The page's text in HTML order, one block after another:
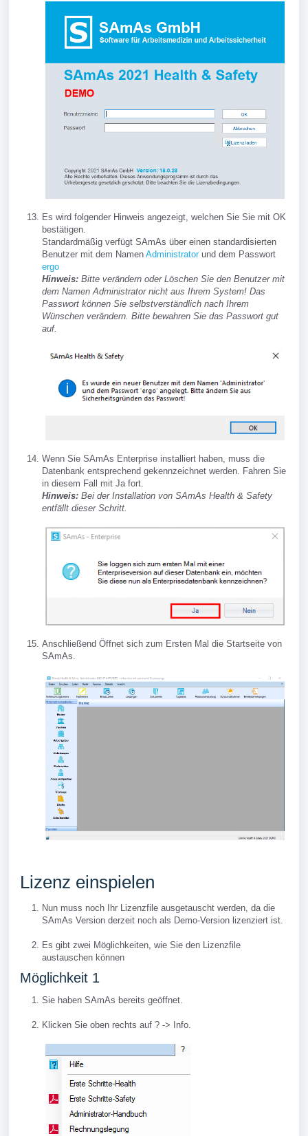
Es wird folgender Hinweis angezeigt, welchen Sie Sie mit OK
bestätigen.
Standardmäßig verfügt SAmAs über einen standardisierten
Benutzer mit dem Namen Administrator und dem Passwort
ergo
Hinweis: Bitte verändern oder Löschen Sie den Benutzer mit
dem Namen Administrator nicht aus Ihrem System! Das
Passwort können Sie selbstverständlich nach Ihrem
Wünschen verändern. Bitte bewahren Sie das Passwort gut
auf.
Wenn Sie SAmAs Enterprise installiert haben, muss die
Datenbank entsprechend gekennzeichnet werden. Fahren Sie
in diesem Fall mit Ja fort.
Hinweis: Bei der Installation von SAmAs Health & Safety
entfällt dieser Schritt.
Anschließend Öffnet sich zum Ersten Mal die Startseite von
SAmAs.
Lizenz einspielen
Nun muss noch Ihr Lizenzfile ausgetauscht werden, da die
SAmAs Version derzeit noch als Demo-Version lizenziert ist.
Es gibt zwei Möglichkeiten, wie Sie den Lizenzfile
austauschen können
Möglichkeit 1
Sie haben SAmAs bereits geöffnet.
Klicken Sie oben rechts auf ? -> Info.